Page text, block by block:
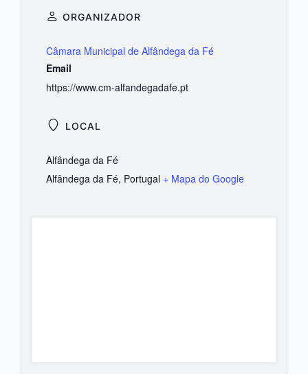
LOCAL
Alfândega da Fé
Alfândega da Fé, Portugal + Mapa do Google
ORGANIZADOR
Câmara Municipal de Alfândega da Fé
Email
https://www.cm-alfandegadafe.pt